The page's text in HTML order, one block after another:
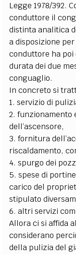
Legge 1978/392.
conduttore il
distinta analitica
a disposizione
conduttore ha poi
durata dei due
conguaglio.
In concreto si
1. servizio di
2. funzionamento
dell’ascensore,
3. fornitura
riscaldamento,
4. spurgo dei
5. spese di
carico del
stipulato
6. altri servizi
Allora ci si affida
considerano
della pulizia del